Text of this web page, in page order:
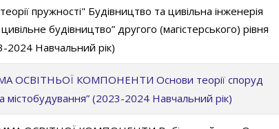
пружності" Будівництво та цивільна інженерія
будівництво” другого (магістерського) рівня
2024 Навчальний рік)
ОСВІТНЬОЇ КОМПОНЕНТИ Основи теорії споруд
містобудування” (2023-2024 Навчальний рік)